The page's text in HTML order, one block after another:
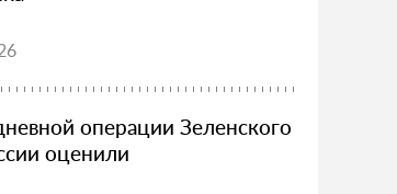
операции Зеленского
оценили